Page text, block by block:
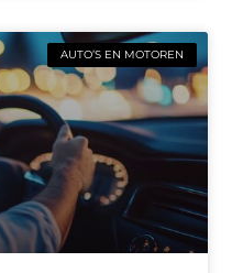
AUTO’S EN MOTOREN